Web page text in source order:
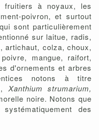
à noyaux, les
poivron, et surtout
sont particulièrement
sur laitue, radis,
artichaut, colza, choux,
mangue, raifort,
d'ornements et arbres
notons à titre
, Xanthium strumarium,
noire. Notons que
systématiquement des